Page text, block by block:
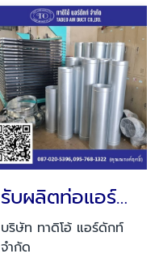
รับผลิตท่อแอร์สแตนเลส
บริษัท ทาดิโอ้ แอร์ดักท์
จำกัด